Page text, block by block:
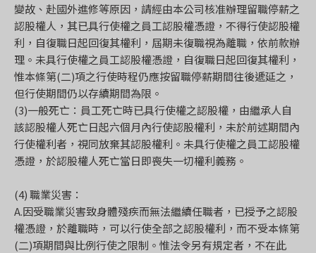
變故、赴國外進修等原因，請經由本公司核准辦理留職停薪之
認股權人，其已具行使權之員工認股權憑證，不得行使認股權
利，自復職日起回復其權利，屆期未復職視為離職，依前款辦
理。未具行使權之員工認股權憑證，自復職日起回復其權利，
惟本條第(二)項之行使時程仍應按留職停薪期間往後遞延之，
但行使期間仍以存續期間為限。
(3)一般死亡：員工死亡時已具行使權之認股權，由繼承人自
該認股權人死亡日起六個月內行使認股權利，未於前述期間內
行使權利者，視同放棄其認股權利。未具行使權之員工認股權
憑證，於認股權人死亡當日即喪失一切權利義務。
(4) 職業災害：
A.因受職業災害致身體殘疾而無法繼續任職者，已授予之認股
權憑證，於離職時，可以行使全部之認股權利，而不受本條第
(二)項期間與比例行使之限制。惟法令另有規定者，不在此